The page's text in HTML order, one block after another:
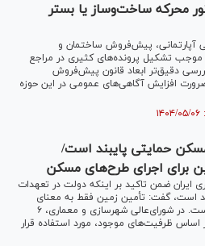
محرکه ساخت‌وساز یا بستر
آپارتمانی، پیش‌فروش ساختمان و
موجب تشکیل پرونده‌های کثیری در مراجع
دقیق‌تر ابعاد قانون پیش‌فروش
افزایش آگاهی‌های عمومی در این حوزه
حمایتی پایبند است/
ایران ضمن تاکید بر اینکه دولت در تعهدات
است، گفت: تأمین زمین فقط به معنای
الحاق اراضی به محدوده شهر‌ها نیست. در شورای‌عالی شهرسازی و معماری، ۶
ظرفیت‌های موجود، مورد استفاده قرار